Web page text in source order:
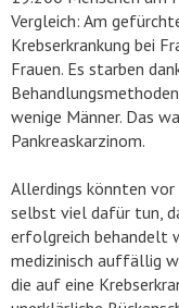
Vergleich: Am
Krebserkrankung bei
Frauen. Es starben
wenige Männer. Das
Pankreaskarzinom.
Allerdings könnten
selbst viel dafür tun,
erfolgreich behandelt
medizinisch auffällig
die auf eine